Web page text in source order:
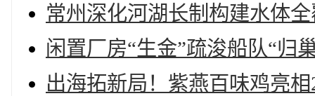
常州深化河湖长制构建水体
闲置厂房“生金”疏浚船队“归
出海拓新局！紫燕百味鸡亮